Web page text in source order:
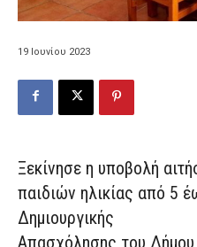
19 Ιουνίου 2023
Ξεκίνησε η υποβολή
παιδιών ηλικίας από 5
Δημιουργικής
Απασχόλησης του